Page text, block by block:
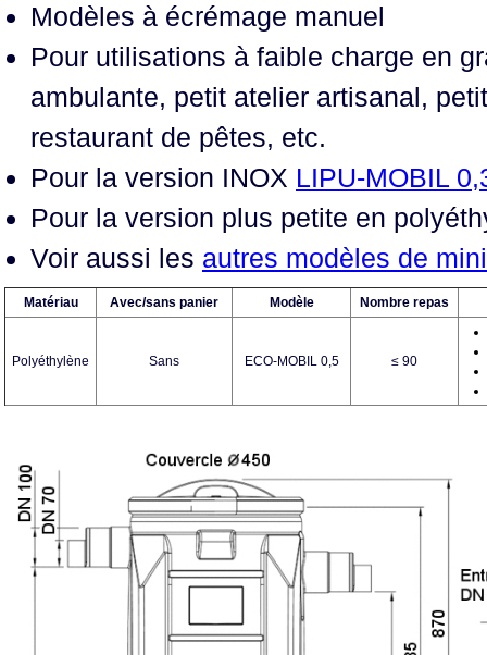
Modèles à écrémage manuel
Pour utilisations à faible charge en
ambulante, petit atelier artisanal,
restaurant de pêtes, etc.
Pour la version INOX LIPU-MOBIL
Pour la version plus petite en
Voir aussi les autres modèles de
Matériau Avec/sans panier Modèle Nombre repas
Polyéthylène Sans ECO-MOBIL 0,5 ≤ 90